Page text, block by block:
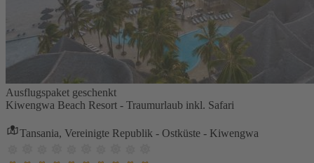
Ausflugspaket geschenkt
Kiwengwa Beach Resort - Traumurlaub inkl. Safari
Tansania, Vereinigte Republik - Ostküste - Kiwengwa